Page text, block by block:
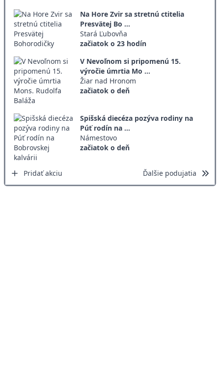
Na Hore Zvir sa stretnú ctitelia
Presvätej Bo ...
Stará Ľubovňa
začiatok o 23 hodín
V Nevoľnom si pripomenú 15.
výročie úmrtia Mo ...
Žiar nad Hronom
začiatok o deň
Spišská diecéza pozýva rodiny na
Púť rodín na ...
Námestovo
začiatok o deň
Pridať akciu Ďalšie podujatia